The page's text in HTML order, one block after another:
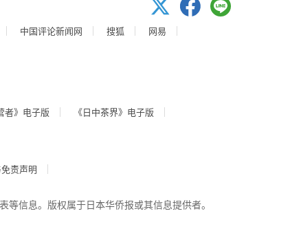
中国评论新闻网 搜狐
网易
者》电子版 《日中茶界》电子版
责声明
信息。版权属于日本华侨报或其信息提供者。